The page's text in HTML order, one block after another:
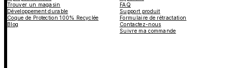
Trouver un magasin
Développement durable
Coque de Protection 100% Recyclée
Blog
FAQ
Support produit
Formulaire de rétractation
Contactez-nous
Suivre ma commande